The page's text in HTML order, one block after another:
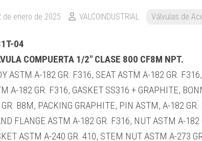
de enero de 2025 VALCOINDUSTRIAL Válvulas de
04
COMPUERTA 1/2″ CLASE 800 CF8M NPT.
ASTM A-182 GR. F316, SEAT ASTM A-182 GR.
A-182 GR. F316, GASKET SS316 + GRAPHITE,
B8M, PACKING GRAPHITE, PIN ASTM, A-182
FLANGE ASTM A-182 GR. F316, NUT ASTM A-
ASTM A-240 GR. 410, STEM NUT ASTM A-273